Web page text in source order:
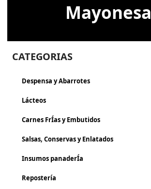
Mayonesa
CATEGORIAS
Despensa y Abarrotes
Lácteos
Carnes FrÍ­as y Embutidos
Salsas, Conservas y Enlatados
Insumos panaderÍa
Repostería